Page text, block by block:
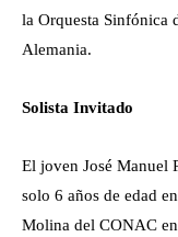
la Orquesta Sinfónica
Alemania.
Solista Invitado
El joven José Manuel
solo 6 años de edad
Molina del CONAC